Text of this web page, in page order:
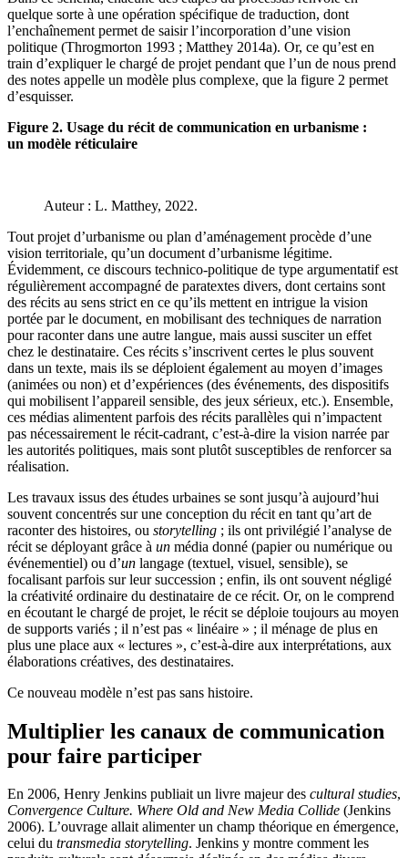
quelque sorte à une opération spécifique de traduction, dont
l’enchaînement permet de saisir l’incorporation d’une vision
politique (Throgmorton 1993 ; Matthey 2014a). Or, ce qu’est en
train d’expliquer le chargé de projet pendant que l’un de nous prend
des notes appelle un modèle plus complexe, que la figure 2 permet
d’esquisser.
Figure 2. Usage du récit de communication en urbanisme :
un modèle réticulaire
Auteur : L. Matthey, 2022.
Tout projet d’urbanisme ou plan d’aménagement procède d’une
vision territoriale, qu’un document d’urbanisme légitime.
Évidemment, ce discours technico-politique de type argumentatif est
régulièrement accompagné de paratextes divers, dont certains sont
des récits au sens strict en ce qu’ils mettent en intrigue la vision
portée par le document, en mobilisant des techniques de narration
pour raconter dans une autre langue, mais aussi susciter un effet
chez le destinataire. Ces récits s’inscrivent certes le plus souvent
dans un texte, mais ils se déploient également au moyen d’images
(animées ou non) et d’expériences (des événements, des dispositifs
qui mobilisent l’appareil sensible, des jeux sérieux, etc.). Ensemble,
ces médias alimentent parfois des récits parallèles qui n’impactent
pas nécessairement le récit-cadrant, c’est-à-dire la vision narrée par
les autorités politiques, mais sont plutôt susceptibles de renforcer sa
réalisation.
Les travaux issus des études urbaines se sont jusqu’à aujourd’hui
souvent concentrés sur une conception du récit en tant qu’art de
raconter des histoires, ou storytelling ; ils ont privilégié l’analyse de
récit se déployant grâce à un média donné (papier ou numérique ou
événementiel) ou d’un langage (textuel, visuel, sensible), se
focalisant parfois sur leur succession ; enfin, ils ont souvent négligé
la créativité ordinaire du destinataire de ce récit. Or, on le comprend
en écoutant le chargé de projet, le récit se déploie toujours au moyen
de supports variés ; il n’est pas « linéaire » ; il ménage de plus en
plus une place aux « lectures », c’est-à-dire aux interprétations, aux
élaborations créatives, des destinataires.
Ce nouveau modèle n’est pas sans histoire.
Multiplier les canaux de communication
pour faire participer
En 2006, Henry Jenkins publiait un livre majeur des cultural studies,
Convergence Culture. Where Old and New Media Collide (Jenkins
2006). L’ouvrage allait alimenter un champ théorique en émergence,
celui du transmedia storytelling. Jenkins y montre comment les